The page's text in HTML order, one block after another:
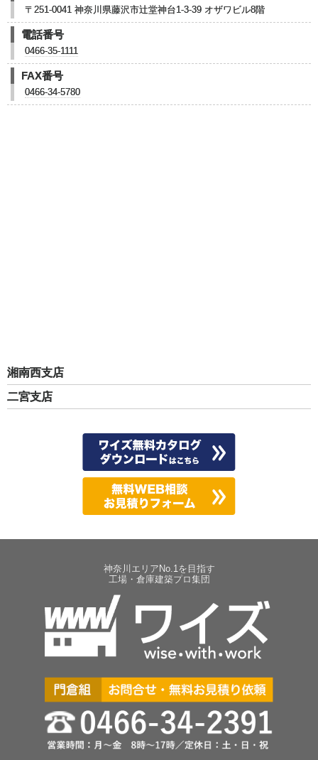
〒251-0041 神奈川県藤沢市辻堂神台1-3-39 オザワビル8階
電話番号
0466-35-1111
FAX番号
0466-34-5780
湘南西支店
二宮支店
神奈川エリアNo.1を目指す
工場・倉庫建築プロ集団